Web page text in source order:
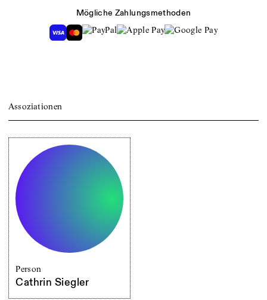
Mögliche Zahlungsmethoden
Assoziationen
Person
Cathrin Siegler